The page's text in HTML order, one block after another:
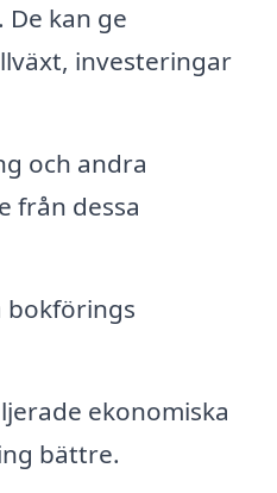
kan ge
investeringar
och andra
från dessa
bokförings
ekonomiska
bättre.